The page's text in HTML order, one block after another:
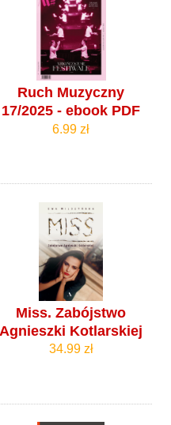
Ruch Muzyczny
17/2025 - ebook PDF
6.99 zł
Miss. Zabójstwo
Agnieszki Kotlarskiej
34.99 zł